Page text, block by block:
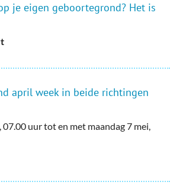
je eigen geboortegrond? Het is
april week in beide richtingen
uur tot en met maandag 7 mei,